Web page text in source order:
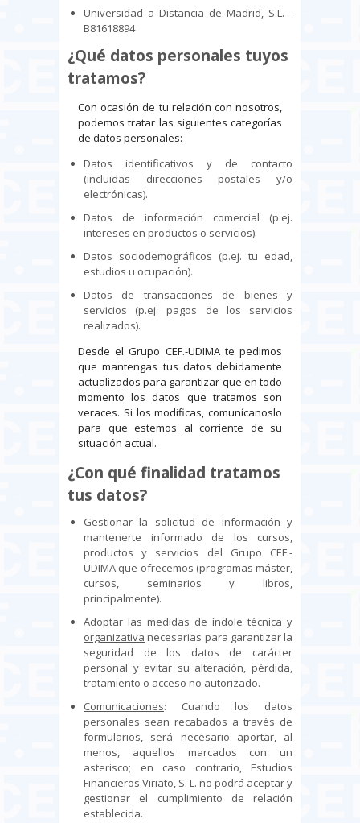
Universidad a Distancia de Madrid, S.L. -
B81618894
¿Qué datos personales tuyos
tratamos?
Con ocasión de tu relación con nosotros,
podemos tratar las siguientes categorías
de datos personales:
Datos identificativos y de contacto
(incluidas direcciones postales y/o
electrónicas).
Datos de información comercial (p.ej.
intereses en productos o servicios).
Datos sociodemográficos (p.ej. tu edad,
estudios u ocupación).
Datos de transacciones de bienes y
servicios (p.ej. pagos de los servicios
realizados).
Desde el Grupo CEF.-UDIMA te pedimos
que mantengas tus datos debidamente
actualizados para garantizar que en todo
momento los datos que tratamos son
veraces. Si los modificas, comunícanoslo
para que estemos al corriente de su
situación actual.
¿Con qué finalidad tratamos
tus datos?
Gestionar la solicitud de información y
mantenerte informado de los cursos,
productos y servicios del Grupo CEF.-
UDIMA que ofrecemos (programas máster,
cursos, seminarios y libros,
principalmente).
Adoptar las medidas de índole técnica y
organizativa necesarias para garantizar la
seguridad de los datos de carácter
personal y evitar su alteración, pérdida,
tratamiento o acceso no autorizado.
Comunicaciones: Cuando los datos
personales sean recabados a través de
formularios, será necesario aportar, al
menos, aquellos marcados con un
asterisco; en caso contrario, Estudios
Financieros Viriato, S. L. no podrá aceptar y
gestionar el cumplimiento de relación
establecida.